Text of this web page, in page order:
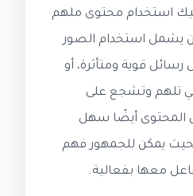
استخدام محتوى ملهم
يشمل استخدام الصور
رسائل قوية ومتأثرة، أو
تلهم وتشجع على
المحتوى أيضًا سهل
يمكن للجمهور فهم
معها بفعالية.